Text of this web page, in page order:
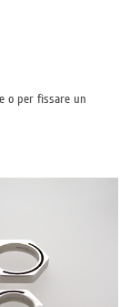
o per fissare un